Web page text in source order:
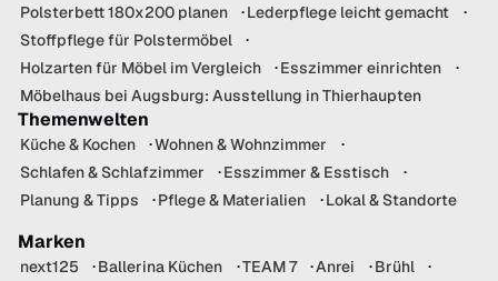
Polsterbett 180x200 planen
Lederpflege leicht gemacht
Stoffpflege für Polstermöbel
Holzarten für Möbel im Vergleich
Esszimmer einrichten
Möbelhaus bei Augsburg: Ausstellung in Thierhaupten
Themenwelten
Küche & Kochen
Wohnen & Wohnzimmer
Schlafen & Schlafzimmer
Esszimmer & Esstisch
Planung & Tipps
Pflege & Materialien Lokal & Standorte
Marken
next125 Ballerina Küchen TEAM 7 Anrei
Brühl